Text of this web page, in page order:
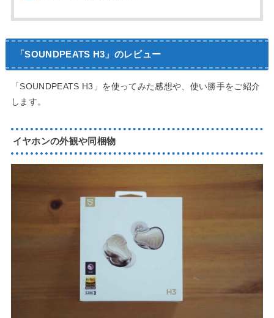
「SOUNDPEATS H3」のレビュー
「SOUNDPEATS H3」を使ってみた感想や、使い勝手をご紹介
します。
イヤホンの外観や同梱物